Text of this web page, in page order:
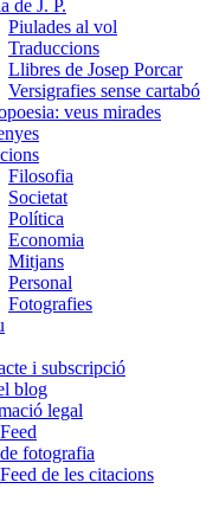
de J. P.
Piulades al vol
Traduccions
Llibres de Josep Porcar
Versigrafies sense cartabó
veus mirades
Filosofia
Societat
Política
Economia
Mitjans
Personal
Fotografies
i subscripció
blog
legal
fotografia
de les citacions